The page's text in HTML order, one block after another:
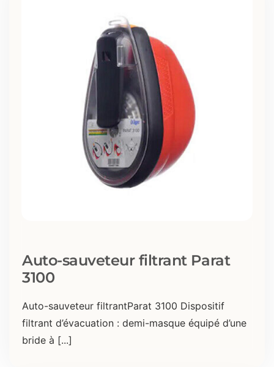
Auto-sauveteur filtrant Parat
3100
Auto-sauveteur filtrantParat 3100 Dispositif
filtrant d’évacuation : demi-masque équipé d’une
bride à [...]